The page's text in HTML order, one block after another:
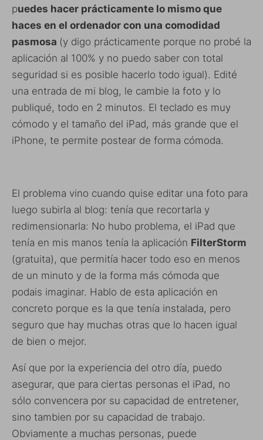
puedes hacer prácticamente lo mismo que
haces en el ordenador con una comodidad
pasmosa (y digo prácticamente porque no probé la
aplicación al 100% y no puedo saber con total
seguridad si es posible hacerlo todo igual). Edité
una entrada de mi blog, le cambie la foto y lo
publiqué, todo en 2 minutos. El teclado es muy
cómodo y el tamaño del iPad, más grande que el
iPhone, te permite postear de forma cómoda.
El problema vino cuando quise editar una foto para
luego subirla al blog: tenía que recortarla y
redimensionarla: No hubo problema, el iPad que
tenía en mis manos tenía la aplicación FilterStorm
(gratuita), que permitía hacer todo eso en menos
de un minuto y de la forma más cómoda que
podais imaginar. Hablo de esta aplicación en
concreto porque es la que tenía instalada, pero
seguro que hay muchas otras que lo hacen igual
de bien o mejor.
Así que por la experiencia del otro día, puedo
asegurar, que para ciertas personas el iPad, no
sólo convencera por su capacidad de entretener,
sino tambien por su capacidad de trabajo.
Obviamente a muchas personas, puede